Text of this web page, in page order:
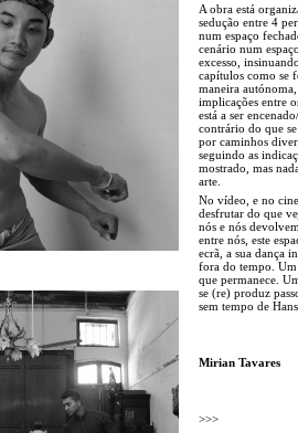
A obra está
sedução entre 4
num espaço
cenário num
excesso,
capítulos como se
maneira
implicações entre
está a ser
contrário do que
por caminhos
seguindo as
mostrado, mas
arte.
No vídeo, e no
desfrutar do que
nós e nós
entre nós, este
ecrã, a sua dança
fora do tempo. Um
que permanece.
se (re) produz
sem tempo de
Mirian Tavares
>>>